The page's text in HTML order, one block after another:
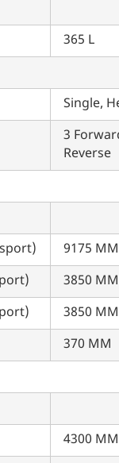
365 L
Single,
3
Reverse
9175
3850
3850
370 MM
4300 MM